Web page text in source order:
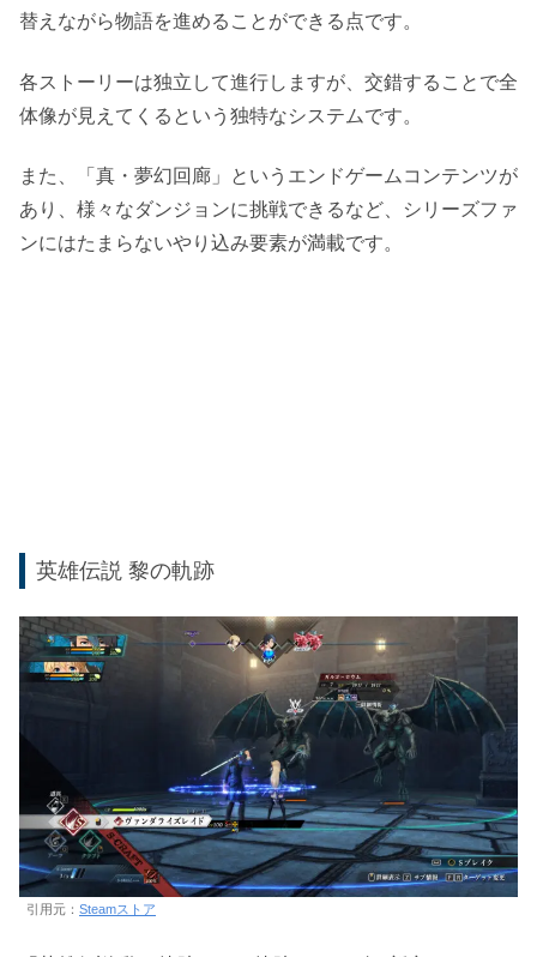
替えながら物語を進めることができる点です。
各ストーリーは独立して進行しますが、交錯することで全
体像が見えてくるという独特なシステムです。
また、「真・夢幻回廊」というエンドゲームコンテンツが
あり、様々なダンジョンに挑戦できるなど、シリーズファ
ンにはたまらないやり込み要素が満載です。
英雄伝説 黎の軌跡
引用元： Steamストア